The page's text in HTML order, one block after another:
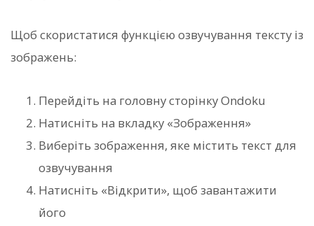
Щоб скористатися функцією озвучування тексту із
зображень:
Перейдіть на головну сторінку Ondoku
Натисніть на вкладку «Зображення»
Виберіть зображення, яке містить текст для
озвучування
Натисніть «Відкрити», щоб завантажити
його